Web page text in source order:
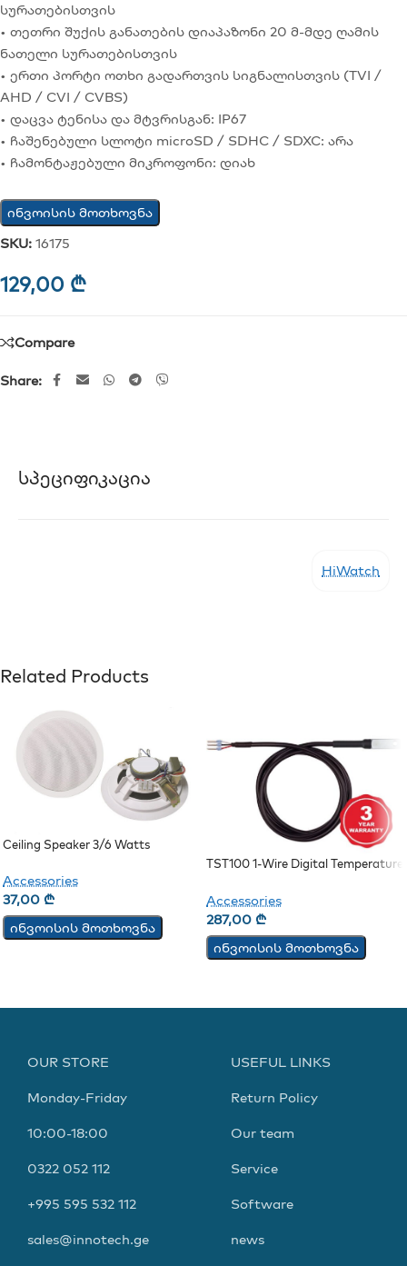
სურათებისთვის
• თეთრი შუქის განათების დიაპაზონი 20 მ-მდე ღამის
ნათელი სურათებისთვის
• ერთი პორტი ოთხი გადართვის სიგნალისთვის (TVI /
AHD / CVI / CVBS)
• დაცვა ტენისა და მტვრისგან: IP67
• ჩაშენებული სლოტი microSD / SDHC / SDXC: არა
• ჩამონტაჟებული მიკროფონი: დიახ
ინვოისის მოთხოვნა
SKU: 16175
129,00 ₾
Compare
Share:
Სპეციფიკაცია
HiWatch
Related Products
Ceiling Speaker 3/6 Watts
Accessories
37,00 ₾
ინვოისის მოთხოვნა
TST100 1-Wire Digital Temperature
Accessories
287,00 ₾
ინვოისის მოთხოვნა
OUR STORE
Monday-Friday
10:00-18:00
0322 052 112
+995 595 532 112
sales@innotech.ge
USEFUL LINKS
Return Policy
Our team
Service
Software
news